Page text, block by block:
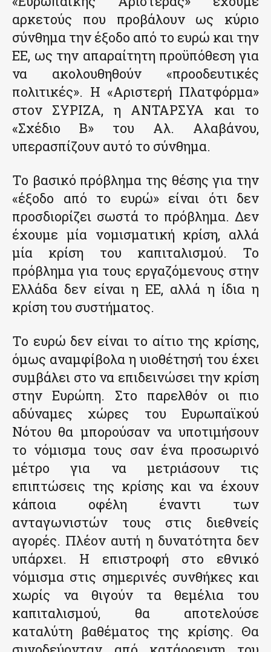
αρκετούς που προβάλουν ως κύριο
σύνθημα την έξοδο από το ευρώ και την
ΕΕ, ως την απαραίτητη προϋπόθεση για
να ακολουθηθούν «προοδευτικές
πολιτικές». Η «Αριστερή Πλατφόρμα»
στον ΣΥΡΙΖΑ, η ΑΝΤΑΡΣΥΑ και το
«Σχέδιο Β» του Αλ. Αλαβάνου,
υπερασπίζουν αυτό το σύνθημα.
Το βασικό πρόβλημα της θέσης για την
«έξοδο από το ευρώ» είναι ότι δεν
προσδιορίζει σωστά το πρόβλημα. Δεν
έχουμε μία νομισματική κρίση, αλλά
μία κρίση του καπιταλισμού. Το
πρόβλημα για τους εργαζόμενους στην
Ελλάδα δεν είναι η ΕΕ, αλλά η ίδια η
κρίση του συστήματος.
Το ευρώ δεν είναι το αίτιο της κρίσης,
όμως αναμφίβολα η υιοθέτησή του έχει
συμβάλει στο να επιδεινώσει την κρίση
στην Ευρώπη. Στο παρελθόν οι πιο
αδύναμες χώρες του Ευρωπαϊκού
Νότου θα μπορούσαν να υποτιμήσουν
το νόμισμα τους σαν ένα προσωρινό
μέτρο για να μετριάσουν τις
επιπτώσεις της κρίσης και να έχουν
κάποια οφέλη έναντι των
ανταγωνιστών τους στις διεθνείς
αγορές. Πλέον αυτή η δυνατότητα δεν
υπάρχει. Η επιστροφή στο εθνικό
νόμισμα στις σημερινές συνθήκες και
χωρίς να θιγούν τα θεμέλια του
καπιταλισμού, θα αποτελούσε
καταλύτη βαθέματος της κρίσης. Θα